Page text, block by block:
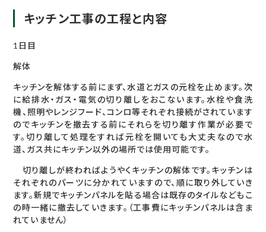
キッチン工事の工程と内容
1日目
解体
キッチンを解体する前にまず、水道とガスの元栓を止めます。次
に給排水・ガス・電気の切り離しをおこないます。水栓や食洗
機、照明やレンジフード、コンロ等それぞれ接続がされています
のでキッチンを撤去する前にそれらを切り離す作業が必要で
す。切り離して処理をすれば元栓を開いても大丈夫なので水
道、ガス共にキッチン以外の場所では使用可能です。
切り離しが終わればようやくキッチンの解体です。キッチンは
それぞれのパーツに分かれていますので、順に取り外していき
ます。新規でキッチンパネルを貼る場合は既存のタイルなどもこ
の時一緒に撤去していきます。（工事費にキッチンパネルは含ま
れていません）